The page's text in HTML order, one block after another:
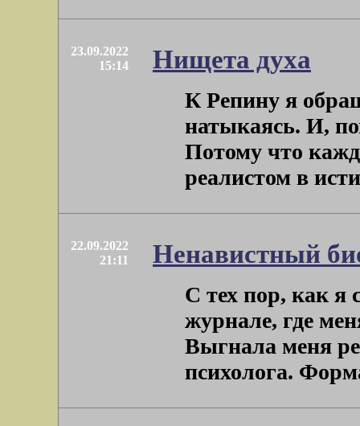
23.09.2022
15:14
Нищета духа
К Репину я
натыкаясь. И,
Потому что
реалистом в
22.09.2022
21:11
Ненавистный
С тех пор, как я
журнале, где
Выгнала меня
психолога.